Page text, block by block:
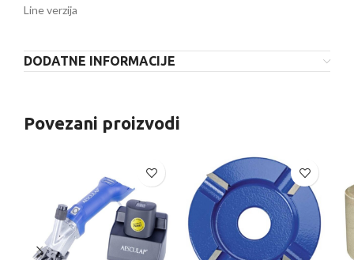
Line verzija
DODATNE INFORMACIJE
Povezani proizvodi